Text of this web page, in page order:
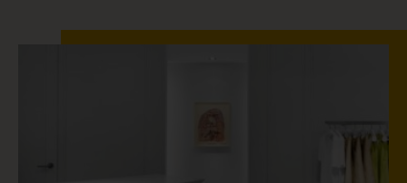
Pflegefrei-Parkett